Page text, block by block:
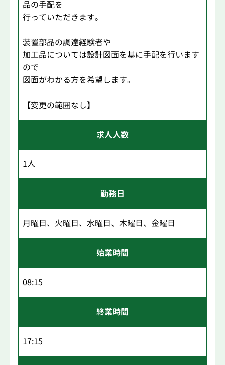
品の手配を
行っていただきます。
装置部品の調達経験者や
加工品については設計図面を基に手配を行います
ので
図面がわかる方を希望します。
【変更の範囲なし】
求人人数
1人
勤務日
月曜日、火曜日、水曜日、木曜日、金曜日
始業時間
08:15
終業時間
17:15